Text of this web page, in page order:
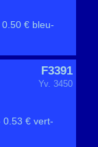
€ bleu-
F3391
Yv. 3450
0.53 € vert-